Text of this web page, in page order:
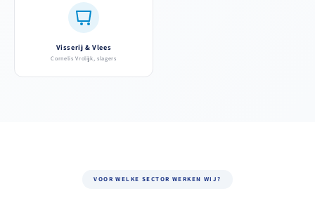
Visserij & Vlees
Cornelis Vrolijk, slagers
VOOR WELKE SECTOR WERKEN WIJ?